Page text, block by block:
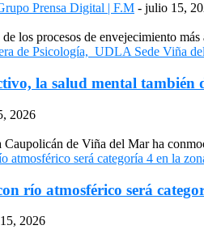
Prensa Digital | F.M - julio 15,
los procesos de envejecimiento
la salud mental también
2026
de Viña del Mar ha
río atmosférico será
2026